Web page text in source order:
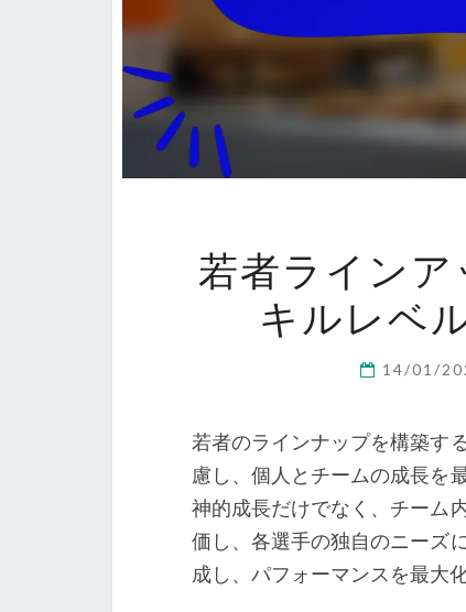
若者ラインア
キルレベ
14/01/
若者のラインナップを構築す
慮し、個人とチームの成長を
神的成長だけでなく、チーム
価し、各選手の独自のニーズ
成し、パフォーマンスを最大